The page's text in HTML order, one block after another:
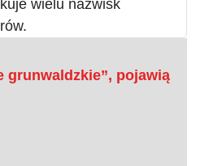
wielu nazwisk
grunwaldzkie”, pojawią